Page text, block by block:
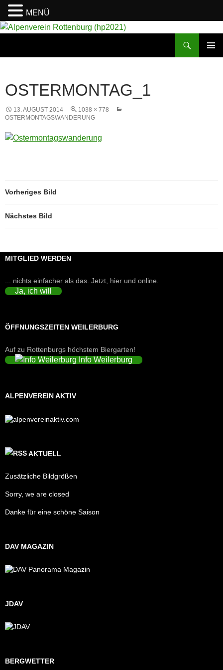
OSTERMONTAG_1
13. AUGUST 2014
1038 × 778
OSTERMONTAGSWANDERUNG
Vorheriges Bild
Nächstes Bild
MITGLIED WERDEN
... nichts einfacher als das. Jetzt, hier und online.
Ja, ich will
ÖFFNUNGSZEITEN WEILERBURG
Auf zu Rottenburgs höchstem Biergarten!
Info Weilerburg
ALPENVEREIN AKTIV
AKTUELL
Zusätzliche Bildgrößen
Sorry, we are closed
Danke für eine schöne Saison
DAV MAGAZIN
JDAV
BERGWETTER
MENÜ